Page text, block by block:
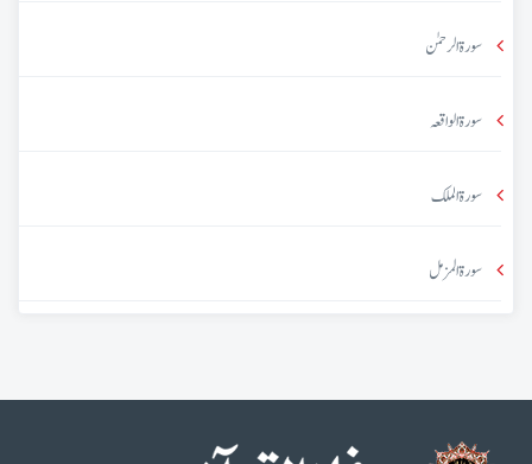
سورۃ الرحمٰن
سورۃ الواقعہ
سورۃ الملک
سورۃ المزمل